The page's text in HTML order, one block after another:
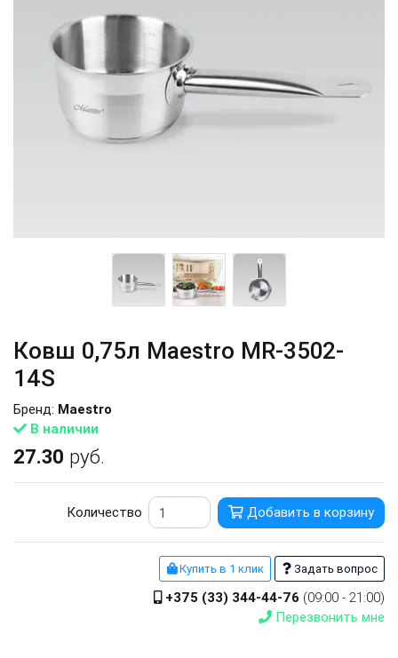
Ковш 0,75л Maestro MR-3502-
14S
В наличии
Бренд: Maestro
27.30 руб.
Количество Добавить в корзину
Купить в 1 клик Задать вопрос
+375 (33) 344-44-76 (09:00 - 21:00)
Перезвонить мне